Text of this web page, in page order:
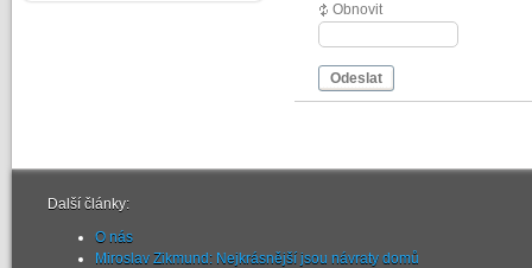
Obnovit
Odeslat
Další články:
O nás
Miroslav Zikmund: Nejkrásnější jsou návraty domů